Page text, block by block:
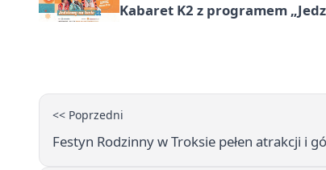
Kabaret K2 z programem
<< Poprzedni
Festyn Rodzinny w Troksie pełen atrakcji i